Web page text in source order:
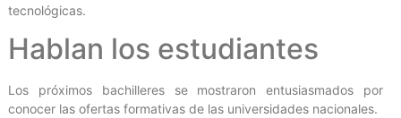
tecnológicas.
Hablan los estudiantes
Los próximos bachilleres se mostraron entusiasmados por
conocer las ofertas formativas de las universidades nacionales.